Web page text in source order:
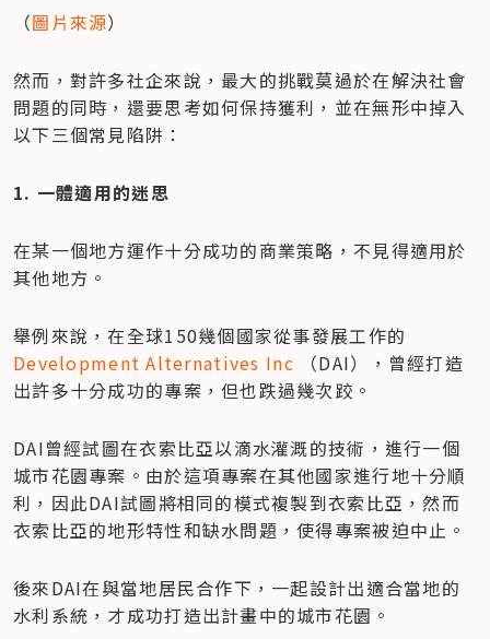
（圖片來源）
然而，對許多社企來說，最大的挑戰莫過於在解決社會
問題的同時，還要思考如何保持獲利，並在無形中掉入
以下三個常見陷阱：
1. 一體適用的迷思
在某一個地方運作十分成功的商業策略，不見得適用於
其他地方。
舉例來說，在全球150幾個國家從事發展工作的
Development Alternatives Inc （DAI），曾經打造
出許多十分成功的專案，但也跌過幾次跤。
DAI曾經試圖在衣索比亞以滴水灌溉的技術，進行一個
城市花園專案。由於這項專案在其他國家進行地十分順
利，因此DAI試圖將相同的模式複製到衣索比亞，然而
衣索比亞的地形特性和缺水問題，使得專案被迫中止。
後來DAI在與當地居民合作下，一起設計出適合當地的
水利系統，才成功打造出計畫中的城市花園。